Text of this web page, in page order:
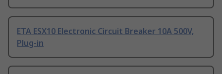
ETA ESX10 Electronic Circuit Breaker 10A 500V,
Plug-in